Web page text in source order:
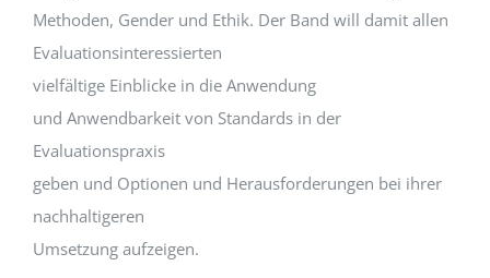
Methoden, Gender und Ethik. Der Band will damit allen
Evaluationsinteressierten
vielfältige Einblicke in die Anwendung
und Anwendbarkeit von Standards in der
Evaluationspraxis
geben und Optionen und Herausforderungen bei ihrer
nachhaltigeren
Umsetzung aufzeigen.